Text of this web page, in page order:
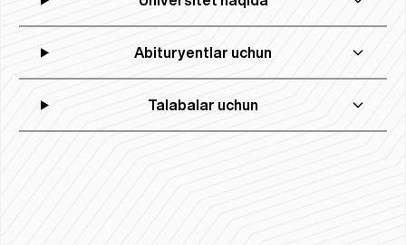
Abituryentlar uchun
Talabalar uchun